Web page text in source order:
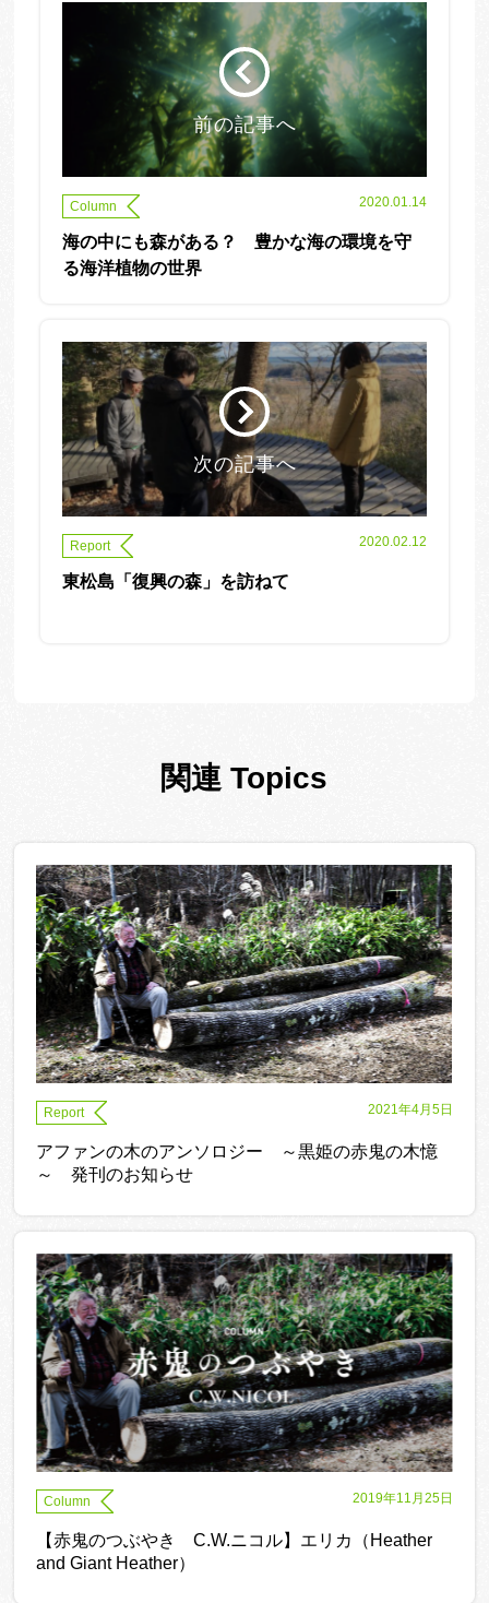
前の記事へ
Column 2020.01.14
海の中にも森がある？ 豊かな海の環境を守
る海洋植物の世界
次の記事へ
Report 2020.02.12
東松島「復興の森」を訪ねて
関連 Topics
Report 2021年4月5日
アファンの木のアンソロジー ～黒姫の赤鬼の木憶
～ 発刊のお知らせ
Column 2019年11月25日
【赤鬼のつぶやき C.W.ニコル】エリカ（Heather
and Giant Heather）